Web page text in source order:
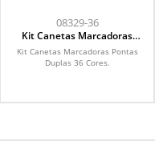
08329-36
Kit Canetas Marcadoras
Pontas Duplas 36 Cores
Kit Canetas Marcadoras Pontas
Duplas 36 Cores.